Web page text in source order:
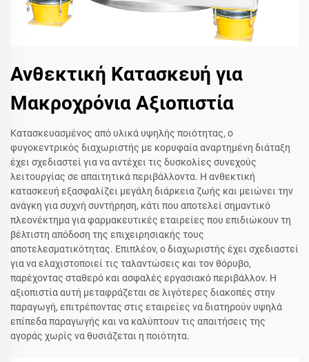
Ανθεκτική Κατασκευή για
Μακροχρόνια Αξιοπιστία
Κατασκευασμένος από υλικά υψηλής ποιότητας, ο
φυγοκεντρικός διαχωριστής με κορυφαία αναρτημένη διάταξη
έχει σχεδιαστεί για να αντέχει τις δυσκολίες συνεχούς
λειτουργίας σε απαιτητικά περιβάλλοντα. Η ανθεκτική
κατασκευή εξασφαλίζει μεγάλη διάρκεια ζωής και μειώνει την
ανάγκη για συχνή συντήρηση, κάτι που αποτελεί σημαντικό
πλεονέκτημα για φαρμακευτικές εταιρείες που επιδιώκουν τη
βέλτιστη απόδοση της επιχειρησιακής τους
αποτελεσματικότητας. Επιπλέον, ο διαχωριστής έχει σχεδιαστεί
για να ελαχιστοποιεί τις ταλαντώσεις και τον θόρυβο,
παρέχοντας σταθερό και ασφαλές εργασιακό περιβάλλον. Η
αξιοπιστία αυτή μεταφράζεται σε λιγότερες διακοπές στην
παραγωγή, επιτρέποντας στις εταιρείες να διατηρούν υψηλά
επίπεδα παραγωγής και να καλύπτουν τις απαιτήσεις της
αγοράς χωρίς να θυσιάζεται η ποιότητα.